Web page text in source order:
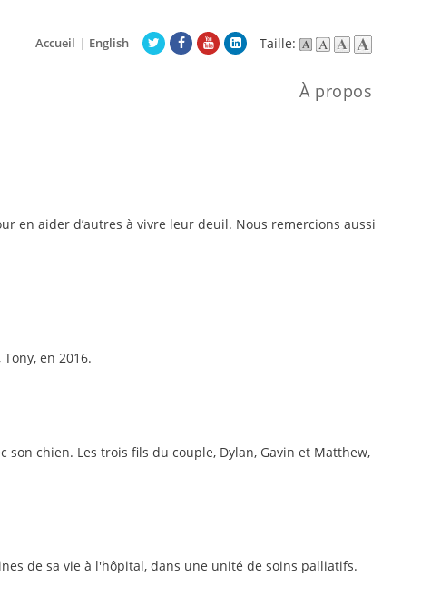
Accueil | English Taille:
À propos
en aider d’autres à vivre leur deuil. Nous remercions aussi
en 2016.
chien. Les trois fils du couple, Dylan, Gavin et Matthew,
de sa vie à l'hôpital, dans une unité de soins palliatifs.